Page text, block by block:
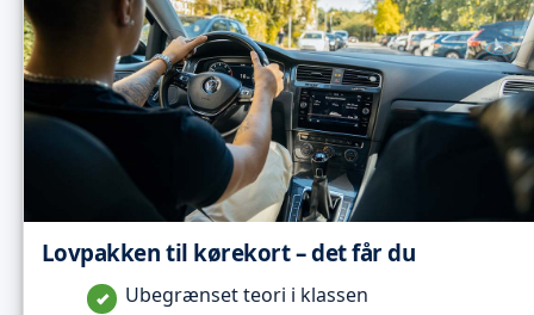
Lovpakken til kørekort – det får du
Ubegrænset teori i klassen